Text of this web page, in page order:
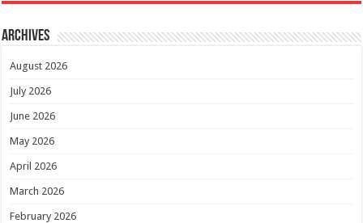
Archives
August 2026
July 2026
June 2026
May 2026
April 2026
March 2026
February 2026